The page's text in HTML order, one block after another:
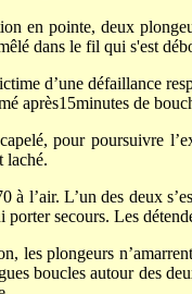
en pointe, deux
dans le fil qui s'est
d’une défaillance
après15minutes de
pour poursuivre
laché.
à l’air. L’un des deux
secours. Les
les plongeurs
boucles autour des